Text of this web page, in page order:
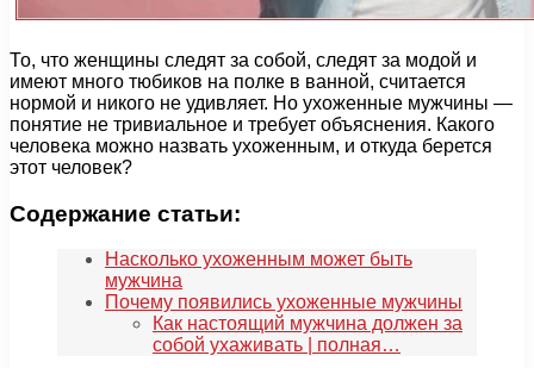
То, что женщины следят за собой, следят за модой и
имеют много тюбиков на полке в ванной, считается
нормой и никого не удивляет. Но ухоженные мужчины —
понятие не тривиальное и требует объяснения. Какого
человека можно назвать ухоженным, и откуда берется
этот человек?
Содержание статьи:
Насколько ухоженным может быть
мужчина
Почему появились ухоженные мужчины
Как настоящий мужчина должен за
собой ухаживать | полная…